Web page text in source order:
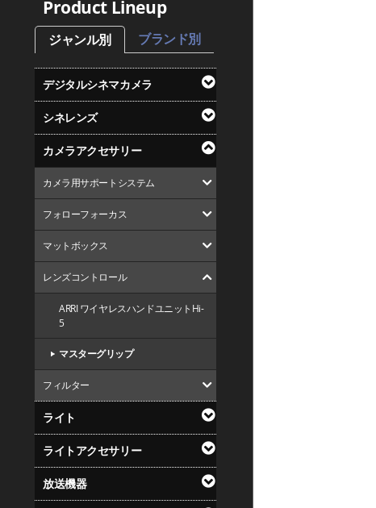
Product Lineup
ジャンル別 ブランド別
デジタルシネマカメラ
シネレンズ
カメラアクセサリー
カメラ用サポートシステム
フォローフォーカス
マットボックス
レンズコントロール
ARRI ワイヤレスハンドユニットHi-
5
マスターグリップ
フィルター
ライト
ライトアクセサリー
放送機器